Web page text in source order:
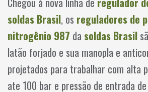
soldas Brasil, os reguladores de
nitrogênio 987 da soldas Brasil
latão forjado e sua manopla e
projetados para trabalhar com alta
ate 100 bar e pressão de entrada